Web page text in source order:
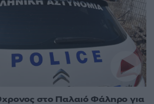
στο Παλαιό Φάληρο για